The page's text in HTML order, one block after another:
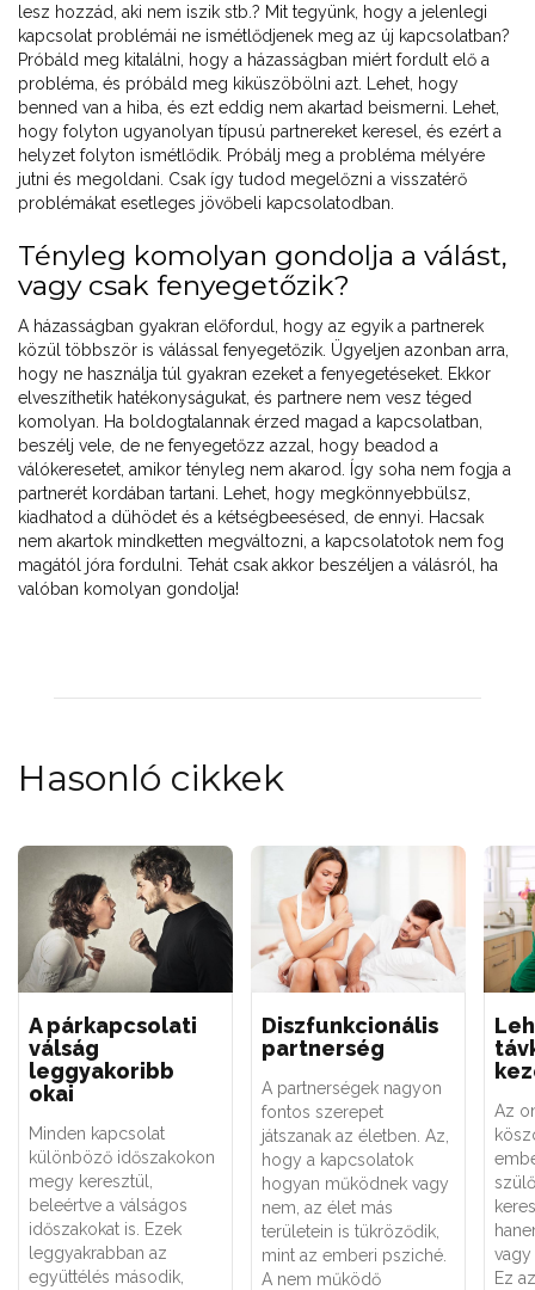
lesz hozzád, aki nem iszik stb.? Mit tegyünk, hogy a jelenlegi
kapcsolat problémái ne ismétlődjenek meg az új kapcsolatban?
Próbáld meg kitalálni, hogy a házasságban miért fordult elő a
probléma, és próbáld meg kiküszöbölni azt. Lehet, hogy
benned van a hiba, és ezt eddig nem akartad beismerni. Lehet,
hogy folyton ugyanolyan típusú partnereket keresel, és ezért a
helyzet folyton ismétlődik. Próbálj meg a probléma mélyére
jutni és megoldani. Csak így tudod megelőzni a visszatérő
problémákat esetleges jövőbeli kapcsolatodban.
Tényleg komolyan gondolja a válást,
vagy csak fenyegetőzik?
A házasságban gyakran előfordul, hogy az egyik a partnerek
közül többször is válással fenyegetőzik. Ügyeljen azonban arra,
hogy ne használja túl gyakran ezeket a fenyegetéseket. Ekkor
elveszíthetik hatékonyságukat, és partnere nem vesz téged
komolyan. Ha boldogtalannak érzed magad a kapcsolatban,
beszélj vele, de ne fenyegetőzz azzal, hogy beadod a
válókeresetet, amikor tényleg nem akarod. Így soha nem fogja a
partnerét kordában tartani. Lehet, hogy megkönnyebbülsz,
kiadhatod a dühödet és a kétségbeesésed, de ennyi. Hacsak
nem akartok mindketten megváltozni, a kapcsolatotok nem fog
magától jóra fordulni. Tehát csak akkor beszéljen a válásról, ha
valóban komolyan gondolja!
Hasonló cikkek
A párkapcsolati
válság
leggyakoribb
okai
Minden kapcsolat
különböző időszakokon
megy keresztül,
beleértve a válságos
időszakokat is. Ezek
leggyakrabban az
együttélés második,
Diszfunkcionális
partnerség
A partnerségek nagyon
fontos szerepet
játszanak az életben. Az,
hogy a kapcsolatok
hogyan működnek vagy
nem, az élet más
területein is tükröződik,
mint az emberi psziché.
A nem működő
Az
vagy
Ez